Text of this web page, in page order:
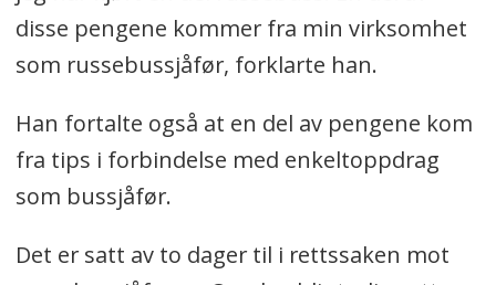
disse pengene kommer fra min virksomhet
som russebussjåfør, forklarte han.
Han fortalte også at en del av pengene kom
fra tips i forbindelse med enkeltoppdrag
som bussjåfør.
Det er satt av to dager til i rettssaken mot